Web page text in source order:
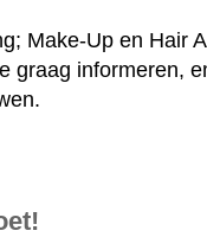
Make-Up en Hair
graag informeren,